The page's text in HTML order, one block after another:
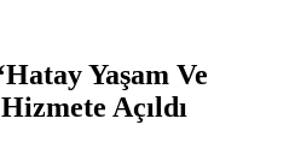
Yaşam Ve
Açıldı